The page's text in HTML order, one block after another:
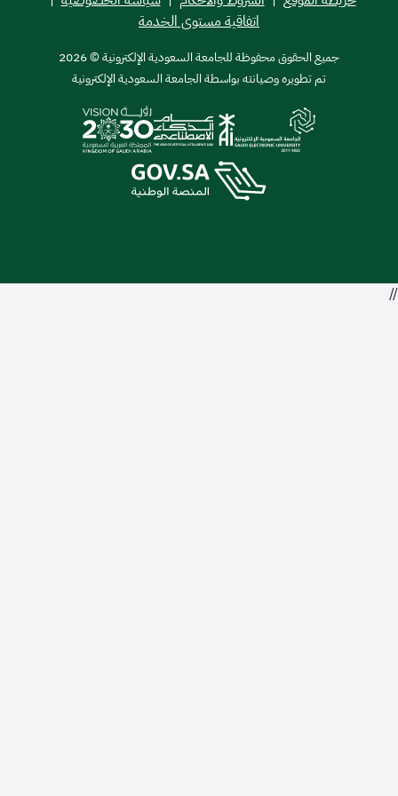
اتفاقية مستوى الخدمة
جميع الحقوق محفوظة للجامعة السعودية الإلكترونية © 2026
تم تطويره وصيانته بواسطة الجامعة السعودية الإلكترونية